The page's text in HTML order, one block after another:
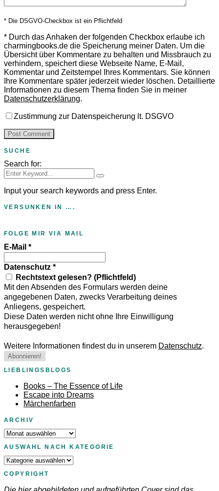
* Die DSGVO-Checkbox ist ein Pflichtfeld
* Durch das Anhaken der folgenden Checkbox erlaube ich
charmingbooks.de die Speicherung meiner Daten. Um die
Übersicht über Kommentare zu behalten und Missbrauch zu
verhindern, speichert diese Webseite Name, E-Mail,
Kommentar und Zeitstempel Ihres Kommentars. Sie können
Ihre Kommentare später jederzeit wieder löschen. Detaillierte
Informationen zu diesem Thema finden Sie in meiner
Datenschutzerklärung.
Zustimmung zur Datenspeicherung lt. DSGVO
SUCHE
Search for:
Input your search keywords and press Enter.
VERSUNKEN IN ….
FOLGE MIR VIA MAIL
E-Mail *
Datenschutz *
Rechtstext gelesen? (Pflichtfeld)
Mit den Absenden des Formulars werden deine
angegebenen Daten, zwecks Verarbeitung deines
Anliegens, gespeichert.
Diese Daten werden nicht ohne Ihre Einwilligung
herausgegeben!
Weitere Informationen findest du in unserem Datenschutz.
LIEBLINGSBLOGS
Books – The Essence of Life
Escape into Dreams
Märchenfarben
ARCHIV
Archiv
AUSWAHL NACH KATEGORIE
Auswahl
Kategorie
COPYRIGHT